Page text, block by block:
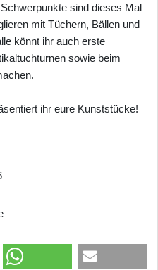
sind dieses Mal
mit Tüchern, Bällen und
könnt ihr auch erste
sowie beim
ihr eure Kunststücke!